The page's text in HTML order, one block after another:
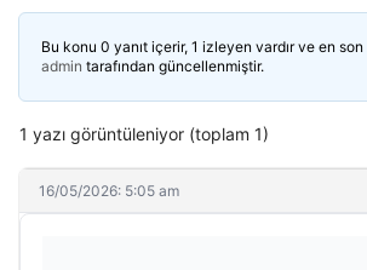
Bu konu 0 yanıt içerir, 1 izleyen vardır ve en son
admin tarafından güncellenmiştir.
1 yazı görüntüleniyor (toplam 1)
16/05/2026: 5:05 am